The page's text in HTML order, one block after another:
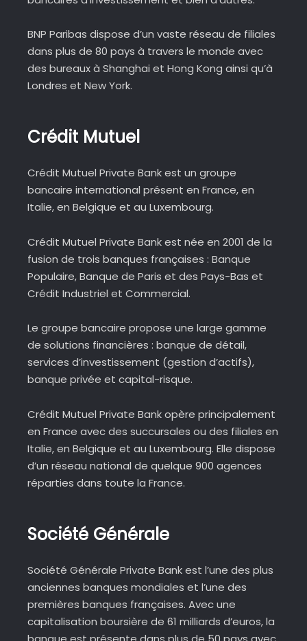
BNP Paribas dispose d’un vaste réseau de filiales
dans plus de 80 pays à travers le monde avec
des bureaux à Shanghai et Hong Kong ainsi qu’à
Londres et New York.
Crédit Mutuel
Crédit Mutuel Private Bank est un groupe
bancaire international présent en France, en
Italie, en Belgique et au Luxembourg.
Crédit Mutuel Private Bank est née en 2001 de la
fusion de trois banques françaises : Banque
Populaire, Banque de Paris et des Pays-Bas et
Crédit Industriel et Commercial.
Le groupe bancaire propose une large gamme
de solutions financières : banque de détail,
services d’investissement (gestion d’actifs),
banque privée et capital-risque.
Crédit Mutuel Private Bank opère principalement
en France avec des succursales ou des filiales en
Italie, en Belgique et au Luxembourg. Elle dispose
d’un réseau national de quelque 900 agences
réparties dans toute la France.
Société Générale
Société Générale Private Bank est l’une des plus
anciennes banques mondiales et l’une des
premières banques françaises. Avec une
capitalisation boursière de 61 milliards d’euros, la